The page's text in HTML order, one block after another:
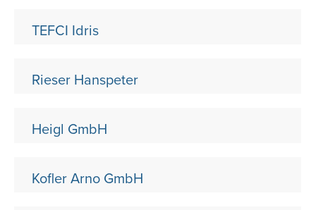
TEFCI Idris
Rieser Hanspeter
Heigl GmbH
Kofler Arno GmbH